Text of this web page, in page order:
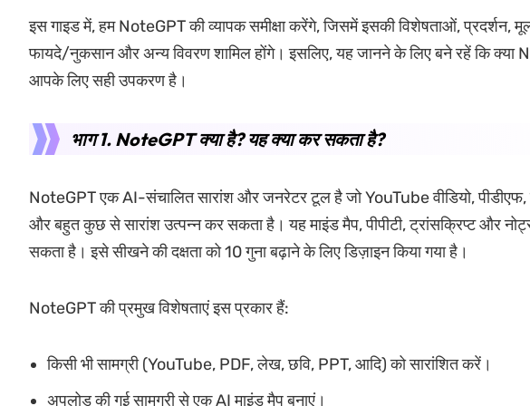
इस गाइड में, हम NoteGPT की व्यापक समीक्षा करेंगे, जिसमें इसकी विशेषताओं, प्रदर्शन,
फायदे/नुकसान और अन्य विवरण शामिल होंगे। इसलिए, यह जानने के लिए बने रहें कि क्या
आपके लिए सही उपकरण है।
भाग 1. NoteGPT क्या है? यह क्या कर सकता है?
NoteGPT एक AI-संचालित सारांश और जनरेटर टूल है जो YouTube वीडियो, पीडीएफ,
और बहुत कुछ से सारांश उत्पन्न कर सकता है। यह माइंड मैप, पीपीटी, ट्रांसक्रिप्ट और
सकता है। इसे सीखने की दक्षता को 10 गुना बढ़ाने के लिए डिज़ाइन किया गया है।
NoteGPT की प्रमुख विशेषताएं इस प्रकार हैं:
किसी भी सामग्री (YouTube, PDF, लेख, छवि, PPT, आदि) को सारांशित करें।
अपलोड की गई सामग्री से एक AI माइंड मैप बनाएं।